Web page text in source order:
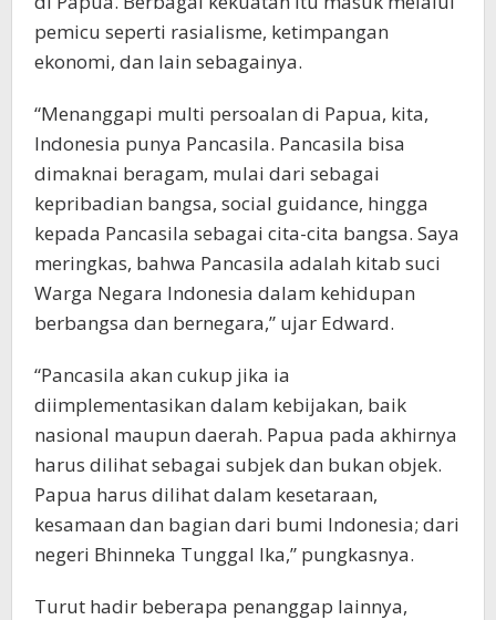
pemicu seperti rasialisme, ketimpangan
ekonomi, dan lain sebagainya.
“Menanggapi multi persoalan di Papua, kita,
Indonesia punya Pancasila. Pancasila bisa
dimaknai beragam, mulai dari sebagai
kepribadian bangsa, social guidance, hingga
kepada Pancasila sebagai cita-cita bangsa. Saya
meringkas, bahwa Pancasila adalah kitab suci
Warga Negara Indonesia dalam kehidupan
berbangsa dan bernegara,” ujar Edward.
“Pancasila akan cukup jika ia
diimplementasikan dalam kebijakan, baik
nasional maupun daerah. Papua pada akhirnya
harus dilihat sebagai subjek dan bukan objek.
Papua harus dilihat dalam kesetaraan,
kesamaan dan bagian dari bumi Indonesia; dari
negeri Bhinneka Tunggal Ika,” pungkasnya.
Turut hadir beberapa penanggap lainnya,